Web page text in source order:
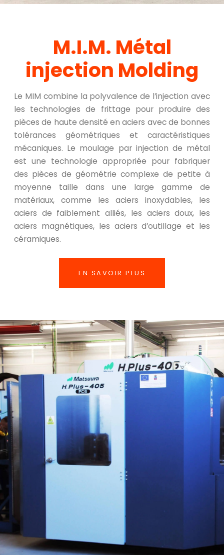
M.I.M. Métal
injection Molding
Le MIM combine la polyvalence de l’injection avec
les technologies de frittage pour produire des
pièces de haute densité en aciers avec de bonnes
tolérances géométriques et caractéristiques
mécaniques. Le moulage par injection de métal
est une technologie appropriée pour fabriquer
des pièces de géométrie complexe de petite à
moyenne taille dans une large gamme de
matériaux, comme les aciers inoxydables, les
aciers de faiblement alliés, les aciers doux, les
aciers magnétiques, les aciers d’outillage et les
céramiques.
EN SAVOIR PLUS